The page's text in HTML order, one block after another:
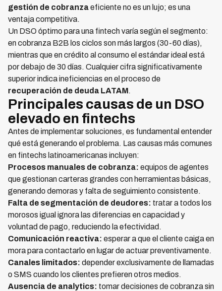
gestión de cobranzaeficiente no es un lujo; es una
ventaja competitiva.
Un DSO óptimo para una fintech varía según el segmento:
en cobranza B2B los ciclos son más largos (30-60 días),
mientras que en crédito al consumo el estándar ideal está
por debajo de 30 días. Cualquier cifra significativamente
superior indica ineficiencias en el proceso de
recuperación de deuda LATAM.
Principales causas de un DSO
elevado en fintechs
Antes de implementar soluciones, es fundamental entender
qué está generando el problema. Las causas más comunes
en fintechs latinoamericanas incluyen:
Procesos manuales de cobranza: equipos de agentes
que gestionan carteras grandes con herramientas básicas,
generando demoras y falta de seguimiento consistente.
Falta de segmentación de deudores: tratar a todos los
morosos igual ignora las diferencias en capacidad y
voluntad de pago, reduciendo la efectividad.
Comunicación reactiva: esperar a que el cliente caiga en
mora para contactarlo en lugar de actuar preventivamente.
Canales limitados: depender exclusivamente de llamadas
o SMS cuando los clientes prefieren otros medios.
Ausencia de analytics: tomar decisiones de cobranza sin